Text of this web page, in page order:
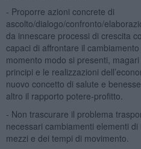
- Proporre azioni concrete di
ascolto/dialogo/confronto/
da innescare processi di crescita
capaci di affrontare il
momento modo si presenti,
principi e le realizzazioni
nuovo concetto di salute e
altro il rapporto potere-profitto.
- Non trascurare il problema
necessari cambiamenti elementi
mezzi e dei tempi di movimento.